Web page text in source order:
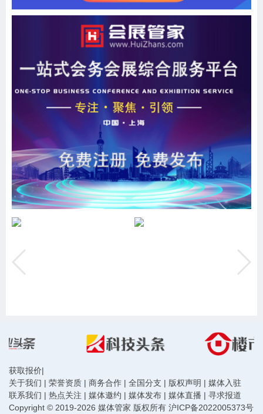
获取报价|
关于我们 | 荣誉资质 | 商务合作 | 全国分支 | 版权声明 | 媒体入驻
联系我们 | 热点关注 | 媒体邀约 | 媒体发布 | 媒体直播 | 寻求报道
Copyright © 2019-2026 媒体管家 版权所有 沪ICP备2022005373号